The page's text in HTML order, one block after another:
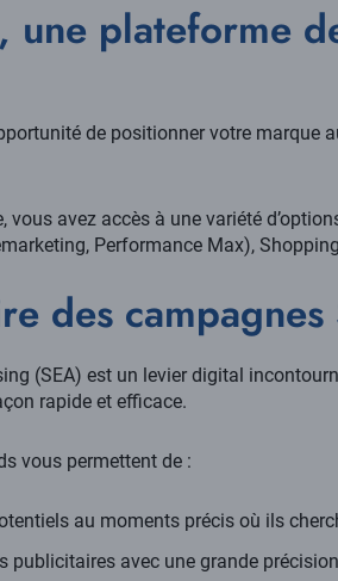
une plateforme
de positionner votre marque
vous avez accès à une variété
Performance Max),
des campagnes
(SEA) est un levier digital
rapide et efficace.
vous permettent de :
au moments précis où ils
publicitaires avec une grande